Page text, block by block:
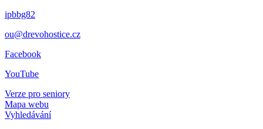
ipbbg82
ou@drevohostice.cz
Facebook
YouTube
Verze pro seniory
Mapa webu
Vyhledávání